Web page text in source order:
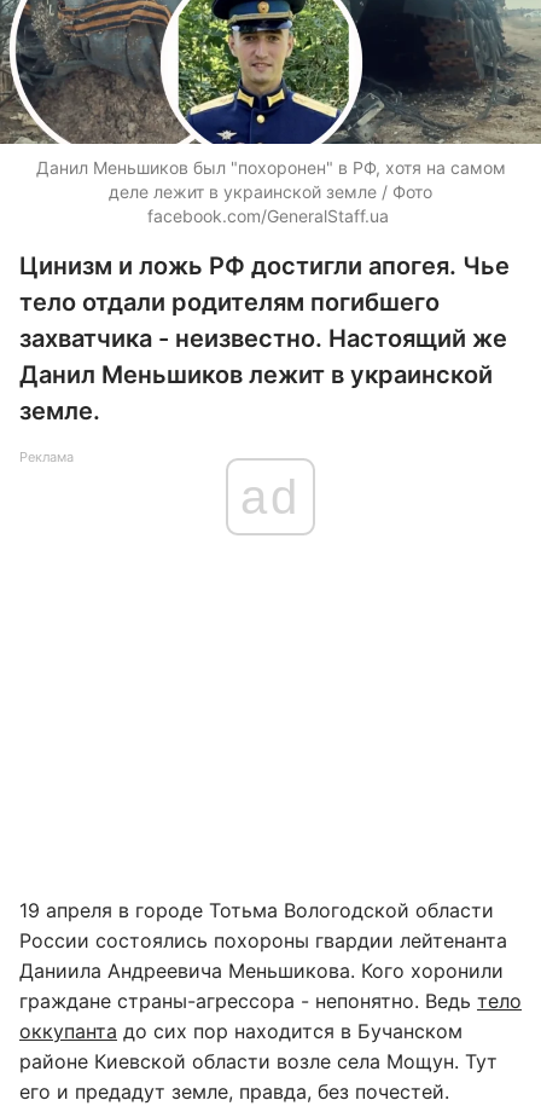
Данил Меньшиков был "похоронен" в РФ, хотя на самом
деле лежит в украинской земле / Фото
facebook.com/GeneralStaff.ua ​
Цинизм и ложь РФ достигли апогея. Чье
тело отдали родителям погибшего
захватчика - неизвестно. Настоящий же
Данил Меньшиков лежит в украинской
земле.
Реклама
ad
19 апреля в городе Тотьма Вологодской области
России состоялись похороны гвардии лейтенанта
Даниила Андреевича Меньшикова. Кого хоронили
граждане страны-агрессора - непонятно. Ведь тело
оккупанта до сих пор находится в Бучанском
районе Киевской области возле села Мощун. Тут
его и предадут земле, правда, без почестей.